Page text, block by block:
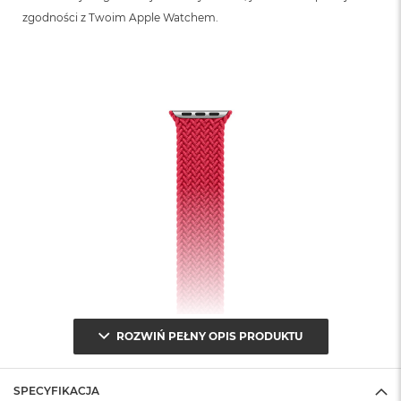
zgodności z Twoim Apple Watchem.
ROZWIŃ PEŁNY OPIS PRODUKTU
SPECYFIKACJA